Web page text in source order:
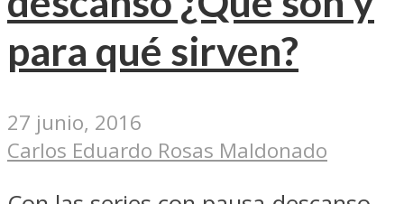
para qué sirven?
27 junio, 2016
Carlos Eduardo Rosas Maldonado